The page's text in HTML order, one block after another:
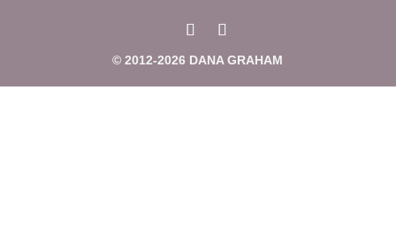
© 2012-2026 DANA GRAHAM